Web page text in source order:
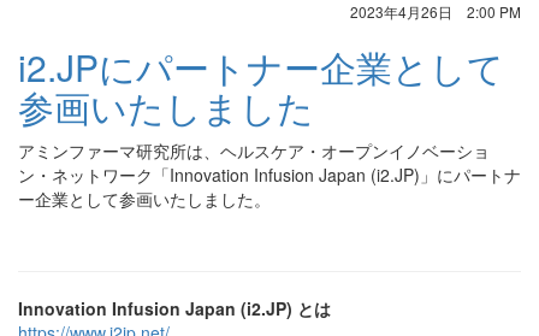
2023年4月26日 2:00 PM
i2.JPにパートナー企業として
参画いたしました
アミンファーマ研究所は、ヘルスケア・オープンイノベーショ
ン・ネットワーク「Innovation Infusion Japan (i2.JP)」にパートナ
ー企業として参画いたしました。
Innovation Infusion Japan (i2.JP) とは